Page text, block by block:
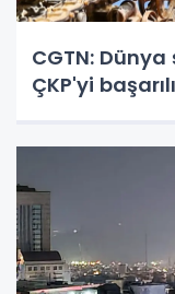
CGTN: Dünya
ÇKP'yi